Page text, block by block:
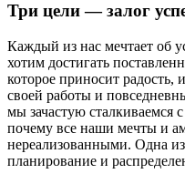
Три цели — залог
Каждый из нас мечтает об
хотим достигать
которое приносит радость,
своей работы и
мы зачастую сталкиваемся
почему все наши мечты и
нереализованными. Одна
планирование и